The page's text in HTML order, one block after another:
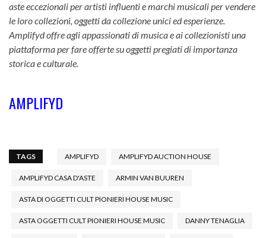
aste eccezionali per artisti influenti e marchi musicali per vendere
le loro collezioni, oggetti da collezione unici ed esperienze.
Amplifyd offre agli appassionati di musica e ai collezionisti una
piattaforma per fare offerte su oggetti pregiati di importanza
storica e culturale.
AMPLIFYD
TAGS AMPLIFYD AMPLIFYD AUCTION HOUSE
AMPLIFYD CASA D'ASTE ARMIN VAN BUUREN
ASTA DI OGGETTI CULT PIONIERI HOUSE MUSIC
ASTA OGGETTI CULT PIONIERI HOUSE MUSIC DANNY TENAGLIA